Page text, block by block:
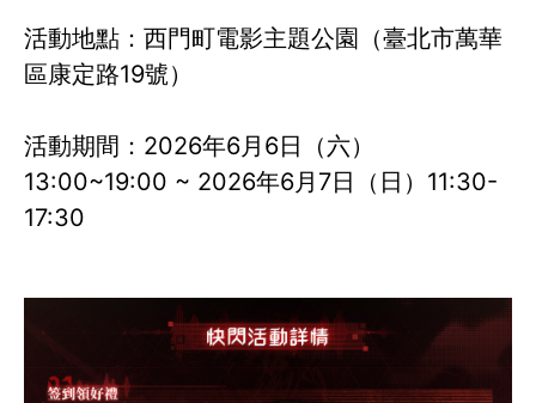
活動地點：西門町電影主題公園（臺北市萬華
區康定路19號）
活動期間：2026年6月6日（六）
13:00~19:00 ~ 2026年6月7日（日）11:30-
17:30